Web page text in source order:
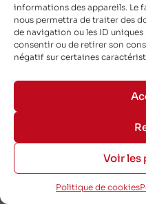
informations des appareils. Le
nous permettra de traiter des
de navigation ou les ID uniques
consentir ou de retirer son
négatif sur certaines
Voir les
Politique de cookies
DNP V300
110×300 mm – Flat-
DNP-17341335